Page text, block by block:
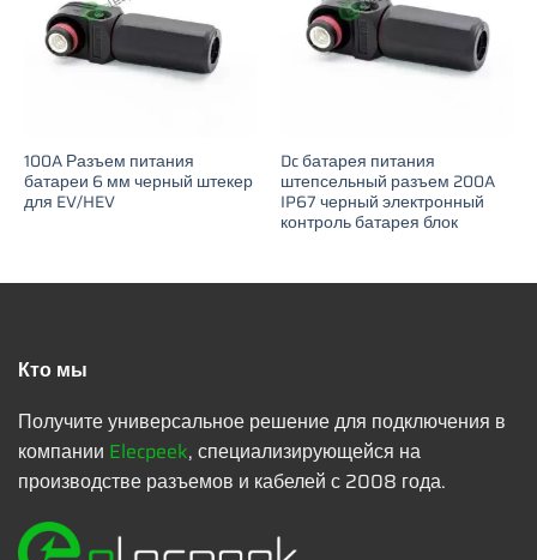
100A Разъем питания
батареи 6 мм черный штекер
для EV/HEV
Dc батарея питания
штепсельный разъем 200A
IP67 черный электронный
контроль батарея блок
Кто мы
Получите универсальное решение для подключения в
компании Elecpeek, специализирующейся на
производстве разъемов и кабелей с 2008 года.